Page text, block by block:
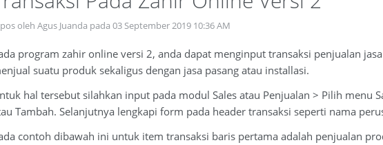
oleh Agus Juanda pada 03 September 2019 10:36 AM
program zahir online versi 2, anda dapat menginput transaksi penjualan
suatu produk sekaligus dengan jasa pasang atau installasi.
hal tersebut silahkan input pada modul Sales atau Penjualan > Pilih menu
Tambah. Selanjutnya lengkapi form pada header transaksi seperti nama
contoh dibawah ini untuk item transaksi baris pertama adalah penjualan